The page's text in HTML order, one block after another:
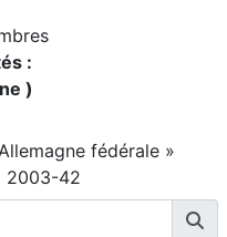
:
)
fédérale »
2003-42